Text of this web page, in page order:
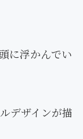
に浮かんでい
デザインが描